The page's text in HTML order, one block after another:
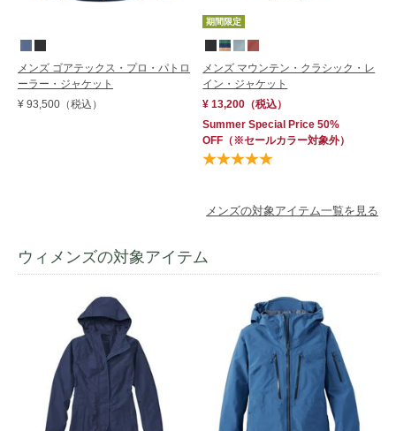
メンズ ゴアテックス・プロ・パトロ
ーラー・ジャケット
¥ 93,500 （税込）
期間限定
メンズ マウンテン・クラシック・レ
イン・ジャケット
¥ 13,200 （税込）
Summer Special Price 50%
OFF （※セールカラー対象外）
メンズの対象アイテム一覧を見る
ウィメンズの対象アイテム